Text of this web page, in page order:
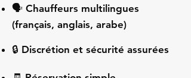
🗣️ Chauffeurs multilingues
(français, anglais, arabe)
🔒 Discrétion et sécurité assurées